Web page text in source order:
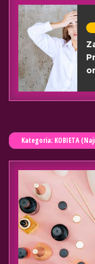
Kategoria: KOBIETA